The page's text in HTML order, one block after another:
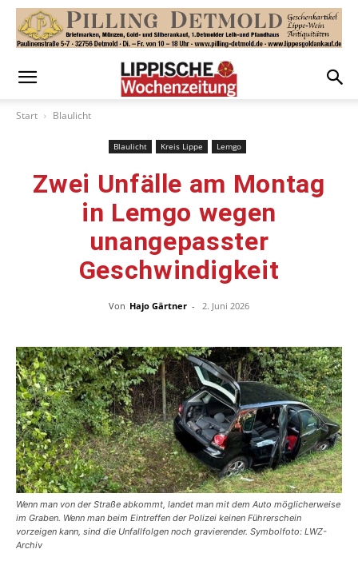
Start Blaulicht
Blaulicht Kreis Lippe Lemgo
Zwei Unfälle am Montag
in Lemgo wegen
unangepasster
Geschwindigkeit
Von Hajo Gärtner - 2. Juni 2026
Wenn man von der Straße abkommt, landet man mit dem Auto möglicherweise
im Graben. Wenn man beim Eintreffen der Polizei keinen Führerschein
vorzeigen kann, sind die Unfallfolgen noch gravierender. Symbolfoto: LWZ-
Archiv